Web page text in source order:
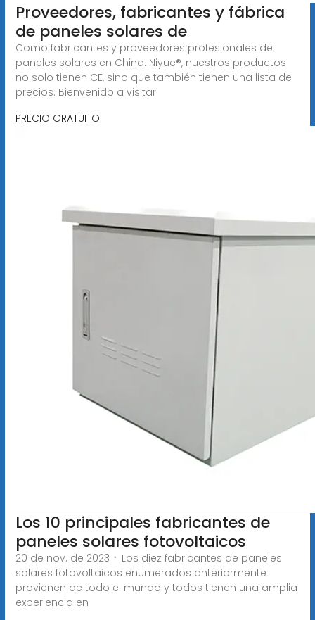
Proveedores, fabricantes y fábrica
de paneles solares de
Como fabricantes y proveedores profesionales de
paneles solares en China: Niyue®, nuestros productos
no solo tienen CE, sino que también tienen una lista de
precios. Bienvenido a visitar
PRECIO GRATUITO
Los 10 principales fabricantes de
paneles solares fotovoltaicos
20 de nov. de 2023 · Los diez fabricantes de paneles
solares fotovoltaicos enumerados anteriormente
provienen de todo el mundo y todos tienen una amplia
experiencia en